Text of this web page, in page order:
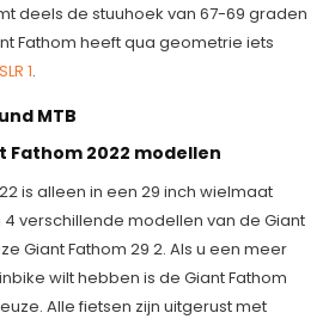
deels de stuuhoek van 67-69 graden
Fathom heeft qua geometrie iets
1.
MTB
Fathom 2022 modellen
is alleen in een 29 inch wielmaat
4 verschillende modellen van de Giant
Giant Fathom 29 2. Als u een meer
wilt hebben is de Giant Fathom
Alle fietsen zijn uitgerust met